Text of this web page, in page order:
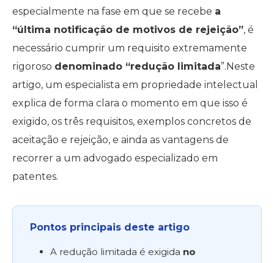
especialmente na fase em que se recebe a
“última notificação de motivos de rejeição”, é
necessário cumprir um requisito extremamente
rigoroso denominado “redução limitada”.Neste
artigo, um especialista em propriedade intelectual
explica de forma clara o momento em que isso é
exigido, os três requisitos, exemplos concretos de
aceitação e rejeição, e ainda as vantagens de
recorrer a um advogado especializado em
patentes.
Pontos principais deste artigo
A redução limitada é exigida no